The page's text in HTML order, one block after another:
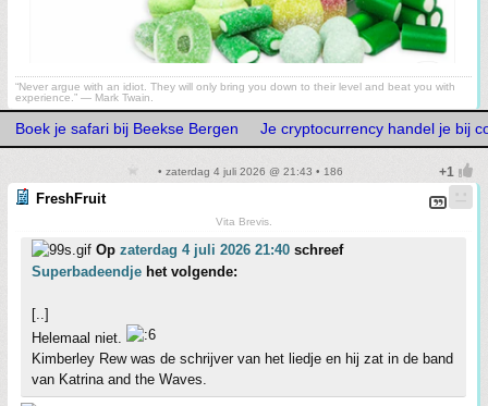
“Never argue with an idiot. They will only bring you down to their level and beat you with
experience.” ― Mark Twain.
Boek je safari bij Beekse Bergen Je cryptocurrency handel je bij
• zaterdag 4 juli 2026 @ 21:43 • 186
FreshFruit
Vita Brevis.
Op zaterdag 4 juli 2026 21:40 schreef
Superbadeendje het volgende:
[..]
Helemaal niet.
Kimberley Rew was de schrijver van het liedje en hij zat in de band
van Katrina and the Waves.